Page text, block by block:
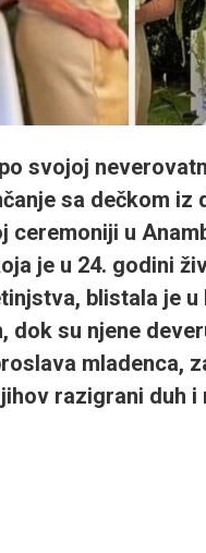
svojoj
sa dečkom iz
ceremoniji u
je u 24. godini
blistala je
dok su njene
mladenca,
razigrani duh i